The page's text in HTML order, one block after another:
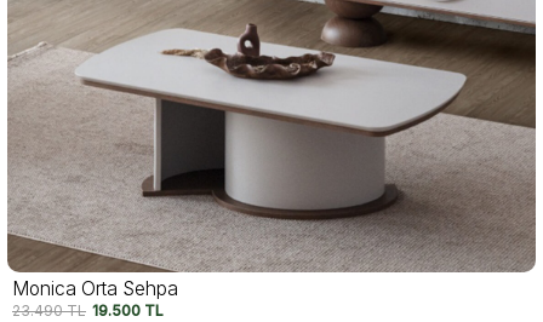
Kavala Orta Sehpa
27.490TL 22.500